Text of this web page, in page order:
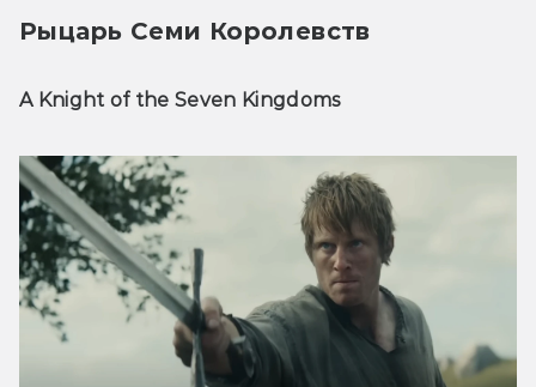
Рыцарь Семи Королевств
A Knight of the Seven Kingdoms